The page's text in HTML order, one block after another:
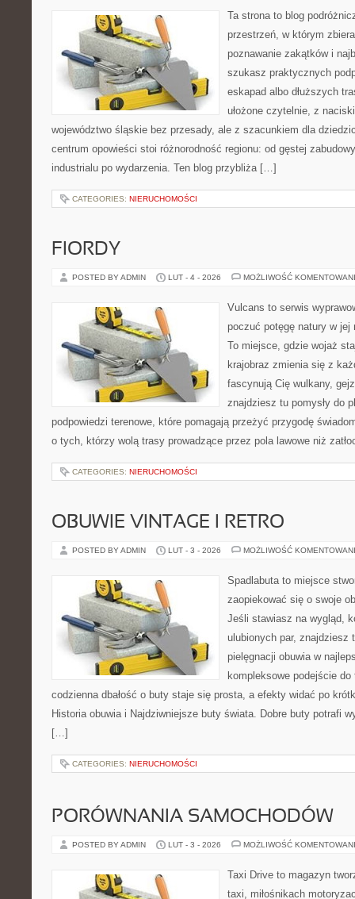
Ta strona to blog
przestrzeń, w którym
poznawanie zakątków i
szukasz praktycznych
eskapad albo dłuższych
ułożone czytelnie, z
województwo śląskie bez przesady, ale z szacunkiem dla
centrum opowieści stoi różnorodność regionu: od gęstej
industrialu po wydarzenia. Ten blog przybliża […]
CATEGORIES: NIERUCHOMOŚCI
FIORDY
POSTED BY ADMIN LUT - 4 - 2026 MOŻLIWOŚĆ
Vulcans to serwis
poczuć potęgę natury w jej
To miejsce, gdzie wojaż
krajobraz zmienia się z
fascynują Cię wulkany,
znajdziesz tu pomysły do
podpowiedzi terenowe, które pomagają przeżyć przygodę
o tych, którzy wolą trasy prowadzące przez pola lawowe niż
CATEGORIES: NIERUCHOMOŚCI
OBUWIE VINTAGE I RETRO
POSTED BY ADMIN LUT - 3 - 2026 MOŻLIWOŚĆ
Spadlabuta to miejsce
zaopiekować się o swoje
Jeśli stawiasz na wygląd,
ulubionych par, znajdziesz
pielęgnacji obuwia w
kompleksowe podejście
codzienna dbałość o buty staje się prosta, a efekty widać po
Historia obuwia i Najdziwniejsze buty świata. Dobre buty potrafi
[…]
CATEGORIES: NIERUCHOMOŚCI
PORÓWNANIA SAMOCHODÓW
POSTED BY ADMIN LUT - 3 - 2026 MOŻLIWOŚĆ
Taxi Drive to magazyn
taxi, miłośnikach